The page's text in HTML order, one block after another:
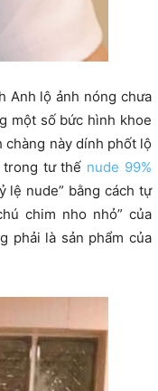
Anh lộ ảnh nóng chưa
một số bức hình khoe
chàng này dính phốt lộ
trong tư thế nude 99%
lệ nude” bằng cách tự
chim nho nhỏ” của
phải là sản phẩm của